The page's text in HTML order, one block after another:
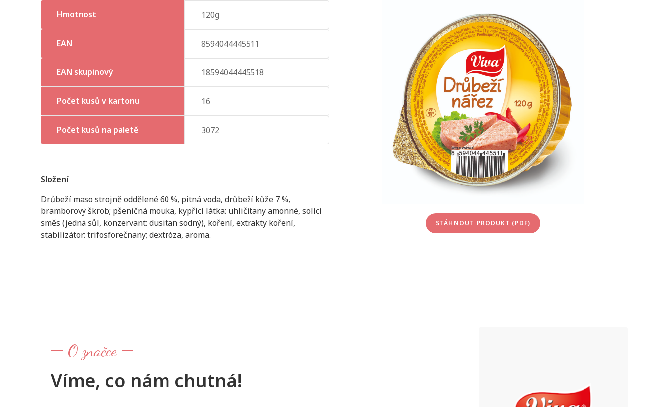
Hmotnost 120g
EAN skupinový 18594044445518
Počet kusů na paletě 3072
Počet kusů v kartonu 16
EAN 8594044445511
Složení
Drůbeží maso strojně oddělené 60 %, pitná voda, drůbeží kůže 7 %,
bramborový škrob; pšeničná mouka, kypřící látka: uhličitany amonné, solící
směs (jedná sůl, konzervant: dusitan sodný), koření, extrakty koření,
stabilizátor: trifosforečnany; dextróza, aroma.
STÁHNOUT PRODUKT (PDF)
O značce
Víme, co nám chutná!